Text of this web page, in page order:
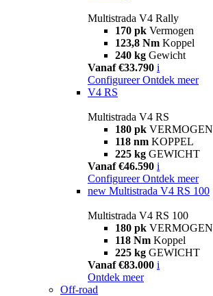
Multistrada V4 Rally
170 pk Vermogen
123,8 Nm Koppel
240 kg Gewicht
Vanaf €33.790 i
Configureer Ontdek meer
V4 RS
Multistrada V4 RS
180 pk VERMOGEN
118 nm KOPPEL
225 kg GEWICHT
Vanaf €46.590 i
Configureer Ontdek meer
new Multistrada V4 RS 100
Multistrada V4 RS 100
180 pk VERMOGEN
118 Nm Koppel
225 kg GEWICHT
Vanaf €83.000 i
Ontdek meer
Off-road